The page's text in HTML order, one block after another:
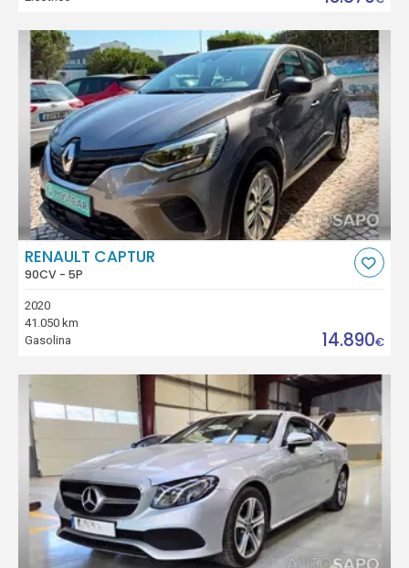
RENAULT CAPTUR
90CV - 5P
2020
41.050 km
Gasolina
14.890€